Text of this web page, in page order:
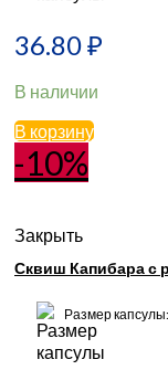
36.80₽
В наличии
В корзину
-10%
Закрыть
Сквиш Капибара с
Размер